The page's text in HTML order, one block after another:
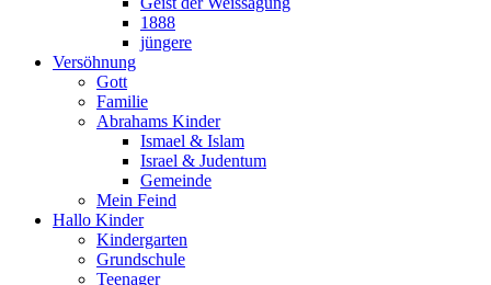
1888
jüngere
Versöhnung
Gott
Familie
Abrahams Kinder
Ismael & Islam
Israel & Judentum
Gemeinde
Mein Feind
Hallo Kinder
Kindergarten
Grundschule
Teenager